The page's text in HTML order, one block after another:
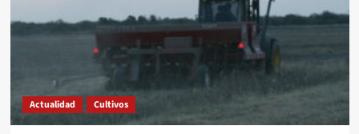
Actualidad Cultivos